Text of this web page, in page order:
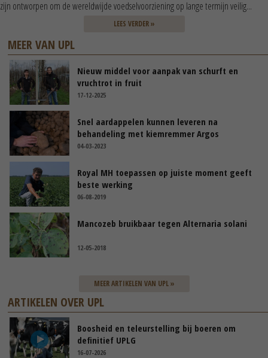
zijn ontworpen om de wereldwijde voedselvoorziening op lange termijn veilig...
LEES VERDER »
MEER VAN UPL
Nieuw middel voor aanpak van schurft en
vruchtrot in fruit
17-12-2025
Snel aardappelen kunnen leveren na
behandeling met kiemremmer Argos
04-03-2023
Royal MH toepassen op juiste moment geeft
beste werking
06-08-2019
Mancozeb bruikbaar tegen Alternaria solani
12-05-2018
MEER ARTIKELEN VAN UPL »
ARTIKELEN OVER UPL
Boosheid en teleurstelling bij boeren om
definitief UPLG
16-07-2026